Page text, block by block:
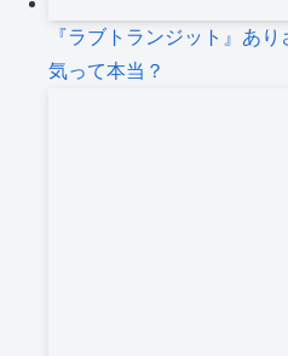
『ラブトランジット』あ
気って本当？